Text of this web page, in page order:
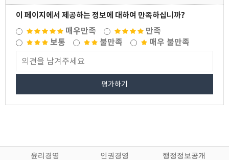
이 페이지에서 제공하는 정보에 대하여 만족하십니까?
매우만족
만족
보통
불만족 매우 불만족
평가하기
윤리경영 인권경영 행정정보공개